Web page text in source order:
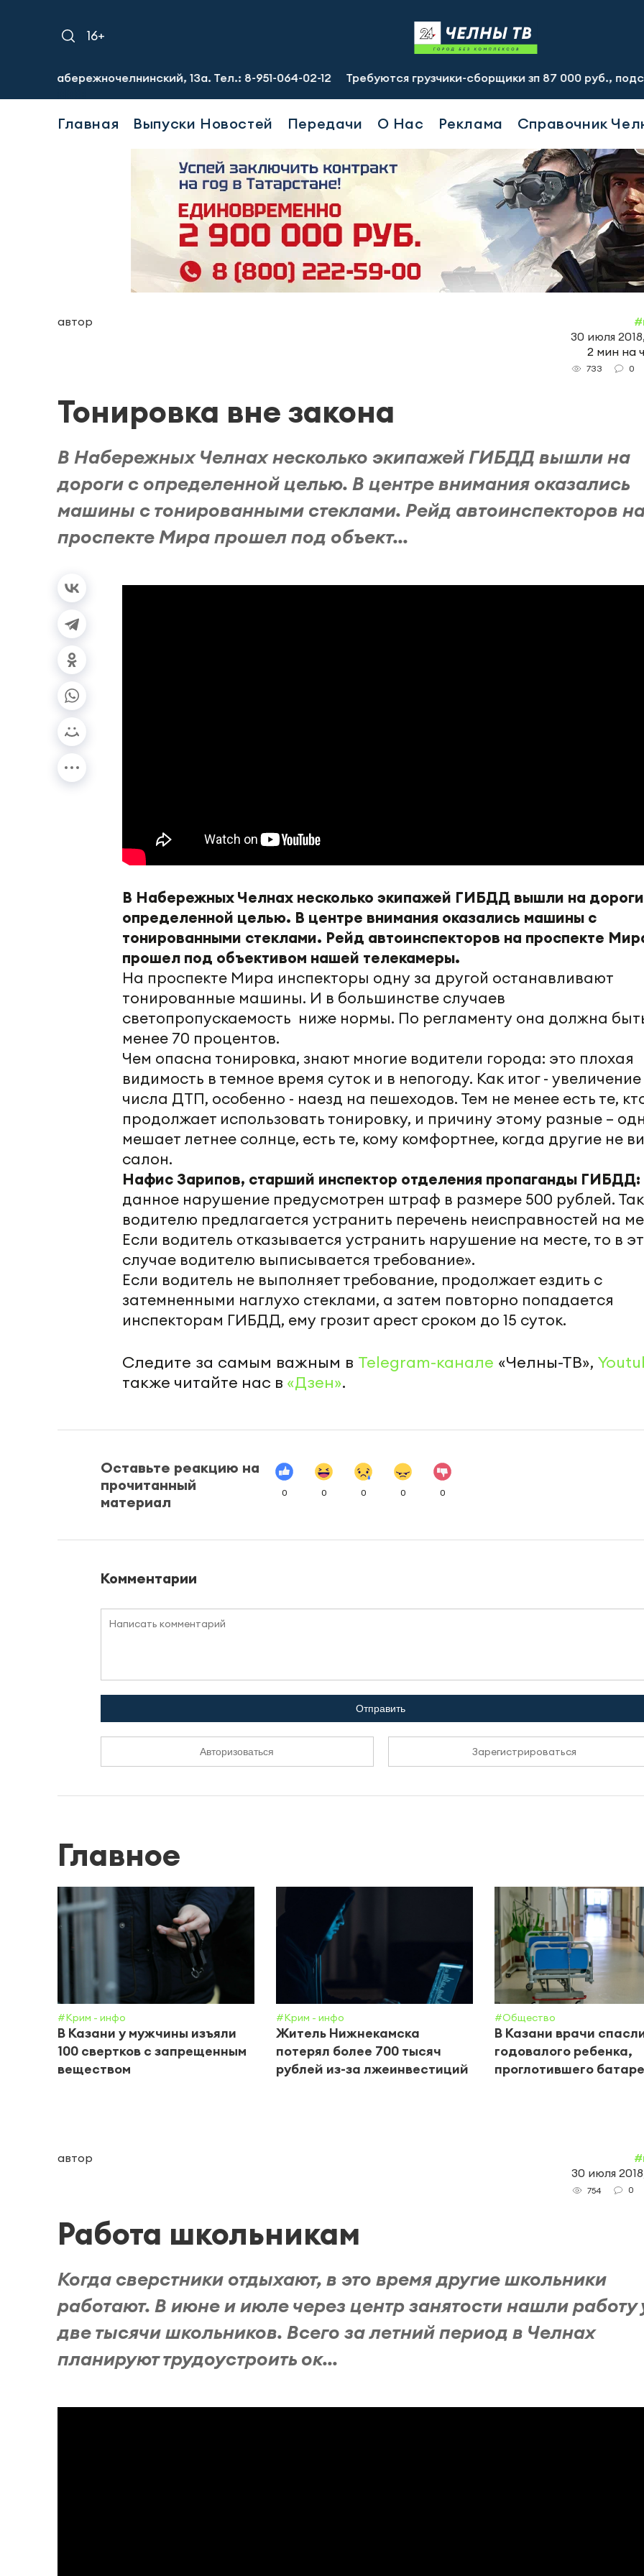
16+
13а. Тел.: 8-951-064-02-12 Требуются грузчики-сборщики зп 87 000 руб., подсобный
Главная Выпуски Новостей Передачи О Нас Реклама Справочник
автор
30 июля
2 мин на
733 0
Тонировка вне закона
В Набережных Челнах несколько экипажей ГИБДД вышли на
дороги с определенной целью. В центре внимания оказались
машины с тонированными стеклами. Рейд автоинспекторов
проспекте Мира прошел под объект...
В Набережных Челнах несколько экипажей ГИБДД вышли на
определенной целью. В центре внимания оказались машины с
тонированными стеклами. Рейд автоинспекторов на проспекте
прошел под объективом нашей телекамеры.
На проспекте Мира инспекторы одну за другой останавливают
тонированные машины. И в большинстве случаев
светопропускаемость ниже нормы. По регламенту она должна
менее 70 процентов.
Чем опасна тонировка, знают многие водители города: это плохая
видимость в темное время суток и в непогоду. Как итог - увеличение
числа ДТП, особенно - наезд на пешеходов. Тем не менее есть те,
продолжает использовать тонировку, и причину этому разные –
мешает летнее солнце, есть те, кому комфортнее, когда другие не
салон.
Нафис Зарипов, старший инспектор отделения пропаганды ГИБДД:
данное нарушение предусмотрен штраф в размере 500 рублей.
водителю предлагается устранить перечень неисправностей на
Если водитель отказывается устранить нарушение на месте, то в
случае водителю выписывается требование».
Если водитель не выполняет требование, продолжает ездить с
затемненными наглухо стеклами, а затем повторно попадается
инспекторам ГИБДД, ему грозит арест сроком до 15 суток.
Следите за самым важным в Telegram-канале «Челны-ТВ»,
также читайте нас в «Дзен».
Оставьте реакцию на
прочитанный
материал
0 0 0 0 0
Комментарии
Отправить
Авторизоваться Зарегистрироваться
Главное
#Крим - инфо
В Казани у мужчины изъяли
100 свертков с запрещенным
веществом
#Крим - инфо
Житель Нижнекамска
потерял более 700 тысяч
рублей из-за лжеинвестиций
#Общество
В Казани врачи
годовалого ребенка,
проглотившего
автор
30 июля
754 0
Работа школьникам
Когда сверстники отдыхают, в это время другие школьники
работают. В июне и июле через центр занятости нашли работу
две тысячи школьников. Всего за летний период в Челнах
планируют трудоустроить ок...